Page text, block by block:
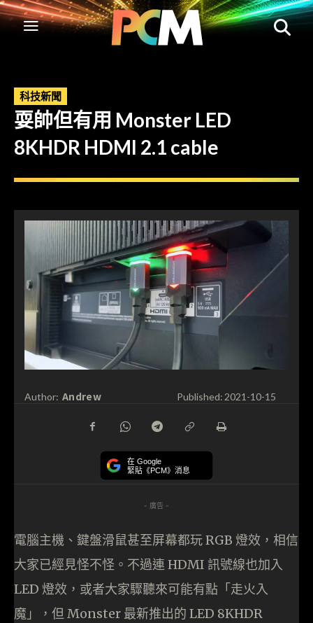
科技新聞
耍帥但有用 Monster LED
8KHDR HDMI 2.1 cable
Author: Andrew Published: 2021-10-15
在 Google
緊貼《PCM》消息
- 廣告 -
電腦主機、鍵盤滑鼠甚至屏幕都玩 RGB 燈效，相信
大家已經見怪不怪。不過連 HDMI 訊號線也加入
LED 燈效，或者大家驟聽來可能有點「走火入
魔」，但 Monster 最新推出的 LED 8KHDR